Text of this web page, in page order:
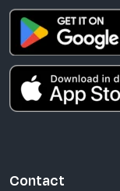
Contact